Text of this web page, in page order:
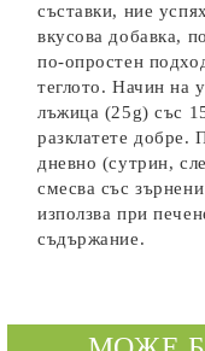
съставки, ние
вкусова добавка,
по-опростен
теглото. Начин на
лъжица (25g) със
разклатете
дневно (сутрин,
смесва със
използва при
съдържание.